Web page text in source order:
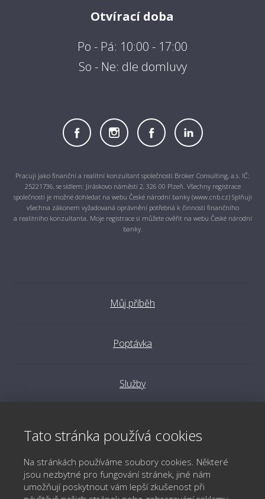
Otvírací doba
Po - Pá: 10:00 - 17:00
So - Ne: dle domluvy
Pracuji jako finanční a realitní konzultant společnosti Broker Consulting, a.s. IČ:
25221736, se sídlem: Jiráskovo náměstí 2, 326 00 Plzeň. Všechny registrace
společnosti je možné dohledat na webu České národní banky (www.cnb.cz) Splňuji
všechna zákonem vyžadovaná oprávnění potřebná k činnosti finančního
a realitního konzultanta. Moje registrace si můžete ověřit na webu České národní
banky.
Můj příběh
Poptávka
Služby
Aktuality
Tato stránka používá cookies
Na stránkách používáme soubory cookies. Některé
jsou nezbytné pro fungování stránek, jiné nám
umožňují poskytnout vám lepší zkušenost při